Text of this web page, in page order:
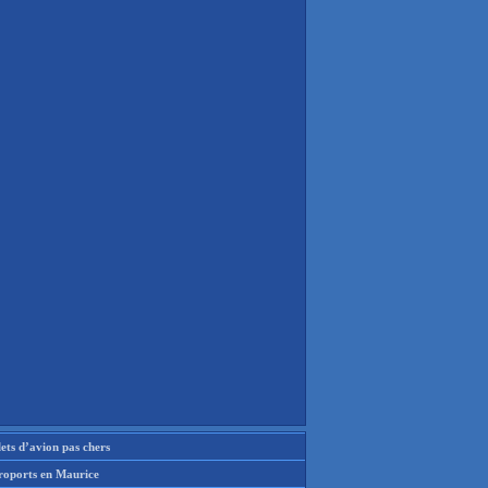
d’avion pas chers
en Maurice